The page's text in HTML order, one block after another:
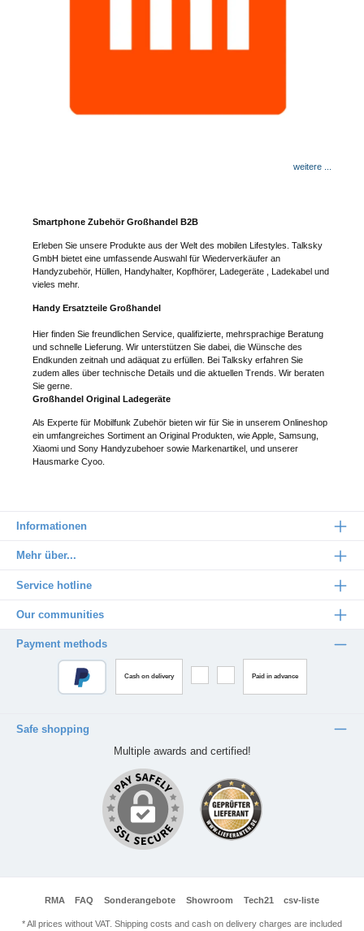
weitere ...
Smartphone Zubehör Großhandel B2B
Erleben Sie unsere Produkte aus der Welt des mobilen Lifestyles. Talksky
GmbH bietet eine umfassende Auswahl für Wiederverkäufer an
Handyzubehör, Hüllen, Handyhalter, Kopfhörer, Ladegeräte , Ladekabel und
vieles mehr.
Handy Ersatzteile Großhandel
Hier finden Sie freundlichen Service, qualifizierte, mehrsprachige Beratung
und schnelle Lieferung. Wir unterstützen Sie dabei, die Wünsche des
Endkunden zeitnah und adäquat zu erfüllen. Bei Talksky erfahren Sie
zudem alles über technische Details und die aktuellen Trends. Wir beraten
Sie gerne.
Großhandel Original Ladegeräte
Als Experte für Mobilfunk Zubehör bieten wir für Sie in unserem Onlineshop
ein umfangreiches Sortiment an Original Produkten, wie Apple, Samsung,
Xiaomi und Sony Handyzubehoer sowie Markenartikel, und unserer
Hausmarke Cyoo.
Informationen
Mehr über...
Service hotline
Our communities
Payment methods
Cash on delivery Paid in advance
Safe shopping
Multiple awards and certified!
RMA FAQ Sonderangebote Showroom Tech21 csv-liste
* All prices without VAT. Shipping costs and cash on delivery charges are included